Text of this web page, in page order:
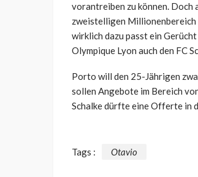
vorantreiben zu können. Doch
zweistelligen
wirklich dazu passt ein
Olympique Lyon auch den FC
Porto will den 25-Jährigen
sollen Angebote im Bereich
Schalke dürfte eine Offerte in
Tags : Otavio